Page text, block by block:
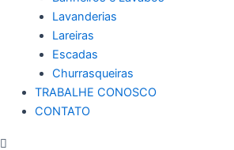
Lavanderias
Lareiras
Escadas
Churrasqueiras
TRABALHE CONOSCO
CONTATO